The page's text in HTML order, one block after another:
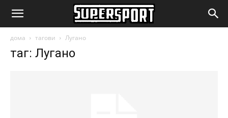
SuperSport.mk
дома тагови Лугано
таг: Лугано